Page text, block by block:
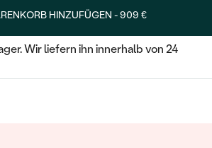
HINZUFÜGEN -909 €
Wir liefern ihn innerhalb von 24